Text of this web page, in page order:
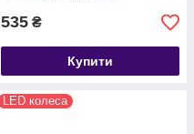
535 ₴
Купити
LED колеса